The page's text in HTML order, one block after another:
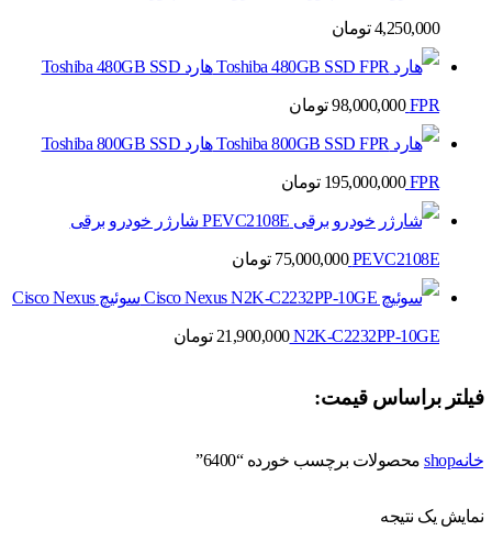
4,250,000 تومان
هارد Toshiba 480GB SSD
FPR
98,000,000 تومان
هارد Toshiba 800GB SSD
FPR
195,000,000 تومان
شارژر خودرو برقی
PEVC2108E
75,000,000 تومان
سوئیچ Cisco Nexus
N2K-C2232PP-10GE
21,900,000 تومان
فیلتر براساس قیمت:
خانهshop محصولات برچسب خورده “6400”
نمایش یک نتیجه